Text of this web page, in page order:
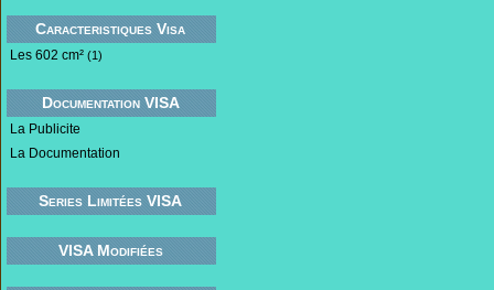
Caracteristiques Visa
Les 602 cm² (1)
Documentation VISA
La Publicite
La Documentation
Series Limitées VISA
VISA Modifiées